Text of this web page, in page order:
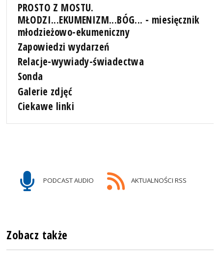
PROSTO Z MOSTU.
MŁODZI...EKUMENIZM...BÓG... - miesięcznik
młodzieżowo-ekumeniczny
Zapowiedzi wydarzeń
Relacje-wywiady-świadectwa
Sonda
Galerie zdjęć
Ciekawe linki
PODCAST AUDIO AKTUALNOŚCI RSS
Zobacz także